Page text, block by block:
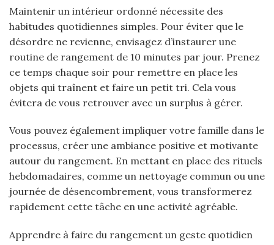
Maintenir un intérieur ordonné nécessite des
habitudes quotidiennes simples. Pour éviter que le
désordre ne revienne, envisagez d’instaurer une
routine de rangement de 10 minutes par jour. Prenez
ce temps chaque soir pour remettre en place les
objets qui traînent et faire un petit tri. Cela vous
évitera de vous retrouver avec un surplus à gérer.
Vous pouvez également impliquer votre famille dans le
processus, créer une ambiance positive et motivante
autour du rangement. En mettant en place des rituels
hebdomadaires, comme un nettoyage commun ou une
journée de désencombrement, vous transformerez
rapidement cette tâche en une activité agréable.
Apprendre à faire du rangement un geste quotidien